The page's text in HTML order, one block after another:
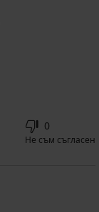
0
Не съм съгласен